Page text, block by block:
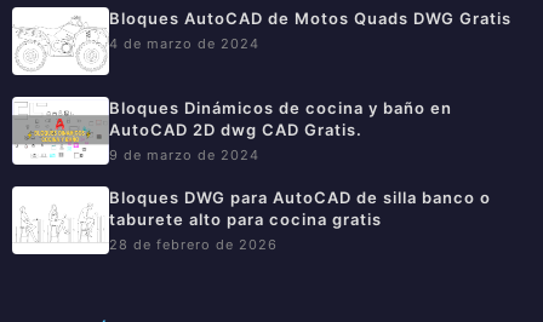
Bloques AutoCAD de Motos Quads DWG Gratis
4 de marzo de 2024
Bloques Dinámicos de cocina y baño en
AutoCAD 2D dwg CAD Gratis.
9 de marzo de 2024
Bloques DWG para AutoCAD de silla banco o
taburete alto para cocina gratis
28 de febrero de 2026